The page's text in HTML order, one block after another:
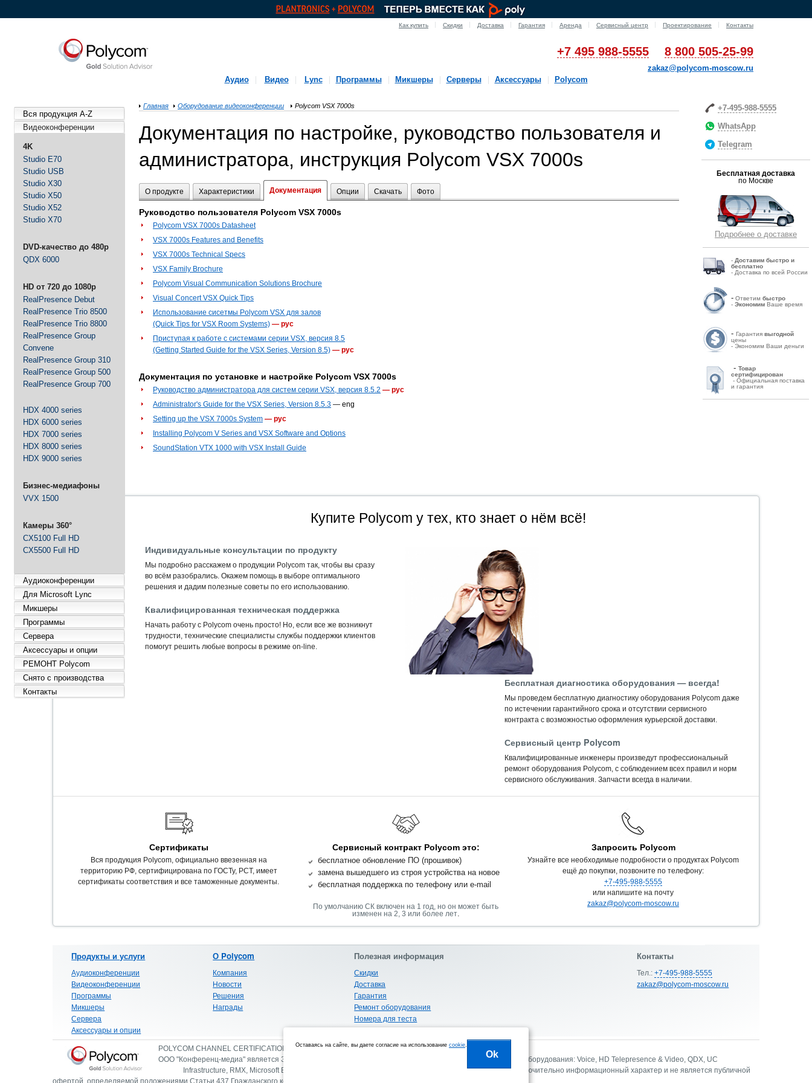
Как купить Скидки Доставка Гарантия Аренда Сервисный центр Проектирование Контакты
+7 495 988-5555 8 800 505-25-99
zakaz@polycom-moscow.ru
Аудио
Видео Lync Программы Микшеры Серверы Аксессуары Polycom
Вся продукция A-Z
Видеоконференции
4K
Studio E70
Studio USB
Studio X30
Studio X50
Studio X52
Studio X70
DVD-качество до 480p
QDX 6000
HD от 720 до 1080p
RealPresence Debut
RealPresence Trio 8500
RealPresence Trio 8800
RealPresence Group
Convene
RealPresence Group 310
RealPresence Group 500
RealPresence Group 700
HDX 4000 series
HDX 6000 series
HDX 7000 series
HDX 8000 series
HDX 9000 series
Бизнес-медиафоны
VVX 1500
Камеры 360°
CX5100 Full HD
CX5500 Full HD
Аудиоконференции
Для Microsoft Lync
Микшеры
Программы
Сервера
Аксессуары и опции
РЕМОНТ Polycom
Снято с производства
Контакты
+7-495-988-5555
WhatsApp
Telegram
Бесплатная доставка
по Москве
Подробнее о доставке
- Доставим быстро и
бесплатно
- Доставка по всей России
- Ответим быстро
- Экономим Ваше время
- Гарантия выгодной
цены
- Экономим Ваши деньги
- Товар
сертифицирован
- Официальная поставка
и гарантия
Главная Оборудование видеоконференции Polycom VSX 7000s
Документация по настройке, руководство пользователя и
администратора, инструкция Polycom VSX 7000s
О продукте Характеристики Документация Опции Скачать Фото
Руководство пользователя Polycom VSX 7000s
Polycom VSX 7000s Datasheet
VSX 7000s Features and Benefits
VSX 7000s Technical Specs
VSX Family Brochure
Polycom Visual Communication Solutions Brochure
Visual Concert VSX Quick Tips
Использование сисетмы Polycom VSX для залов
(Quick Tips for VSX Room Systems) — рус
Приступая к работе с системами серии VSX, версия 8.5
(Getting Started Guide for the VSX Series, Version 8.5) — рус
Документация по установке и настройке Polycom VSX 7000s
Руководство администратора для систем серии VSX, версия 8.5.2 — рус
Administrator's Guide for the VSX Series, Version 8.5.3 — eng
Setting up the VSX 7000s System — рус
Installing Polycom V Series and VSX Software and Options
SoundStation VTX 1000 with VSX Install Guide
Купите Polycom у тех, кто знает о нём всё!
Индивидуальные консультации по продукту
Мы подробно расскажем о продукции Polycom так, чтобы вы сразу
во всём разобрались. Окажем помощь в выборе оптимального
решения и дадим полезные советы по его использованию.
Квалифицированная техническая поддержка
Начать работу с Polycom очень просто! Но, если все же возникнут
трудности, технические специалисты службы поддержки клиентов
помогут решить любые вопросы в режиме on-line.
Бесплатная диагностика оборудования — всегда!
Мы проведем бесплатную диагностику оборудования Polycom даже
по истечении гарантийного срока и отсутствии сервисного
контракта с возможностью оформления курьерской доставки.
Сервисный центр Polycom
Квалифицированные инженеры произведут профессиональный
ремонт оборудования Polycom, c соблюдением всех правил и норм
сервисного обслуживания. Запчасти всегда в наличии.
Сертификаты
Вся продукция Polycom, официально ввезенная на
территорию РФ, сертифицирована по ГОСТу, РСТ, имеет
сертификаты соответствия и все таможенные документы.
Сервисный контракт Polycom это:
бесплатное обновление ПО (прошивок)
замена вышедшего из строя устройства на новое
бесплатная поддержка по телефону или e-mail
По умолчанию СК включен на 1 год, но он может быть
изменен на 2, 3 или более лет.
Запросить Polycom
Узнайте все необходимые подробности о продуктах Polycom
ещё до покупки, позвоните по телефону:
+7-495-988-5555
или напишите на почту
zakaz@polycom-moscow.ru
Продукты и услуги
Аудиоконференции
Видеоконференции
Программы
Микшеры
Сервера
Аксессуары и опции
О Polycom
Компания
Новости
Решения
Награды
Полезная информация
Скидки
Доставка
Гарантия
Ремонт оборудования
Номера для теста
Контакты
Тел.:+7-495-988-5555
zakaz@polycom-moscow.ru
POLYCOM CHANNEL CERTIFICATION PROGRAM
ООО "Конференц-медиа" является Золотым партнером Polycom в России с правом продажи следующего оборудования: Voice, HD Telepresence & Video, QDX, UC
Infrastructure, RMX, Microsoft Endpoint.
Обращаем ваше внимание на то, что данный сайт носит исключительно информационный характер и не является публичной
офертой, определяемой положениями Статьи 437 Гражданского кодекса Российской Федерации.
Оставаясь на сайте, вы даете согласие на использование cookie.
Ok